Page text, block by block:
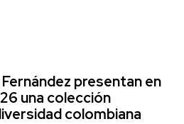
Fernández presentan en
una colección
colombiana